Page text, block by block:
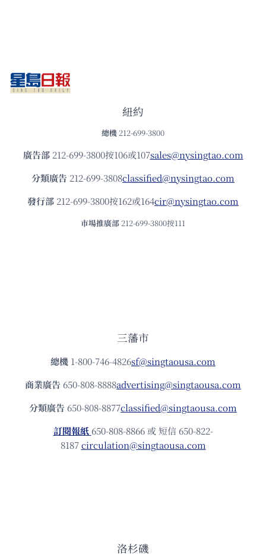
紐約
總機 212-699-3800
廣告部212-699-3800按106或107sales@nysingtao.com
分類廣告 212-699-3808classified@nysingtao.com
發⾏部 212-699-3800按162或164cir@nysingtao.com
市場推廣部 212-699-3800按111
三藩市
總機 1-800-746-4826sf@singtaousa.com
商業廣告 650-808-8888advertising@singtaousa.com
分類廣告 650-808-8877classified@singtaousa.com
訂閱報紙 650-808-8866 或 短信 650-822-
8187circulation@singtaousa.com
洛杉磯